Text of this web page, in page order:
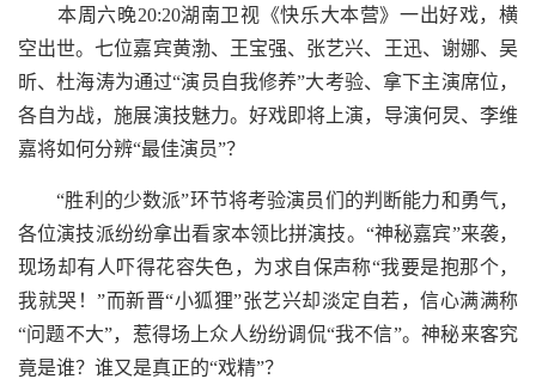
本周六晚20:20湖南卫视《快乐大本营》一出好戏，横
空出世。七位嘉宾黄渤、王宝强、张艺兴、王迅、谢娜、吴
昕、杜海涛为通过“演员自我修养”大考验、拿下主演席位，
各自为战，施展演技魅力。好戏即将上演，导演何炅、李维
嘉将如何分辨“最佳演员”？
“胜利的少数派”环节将考验演员们的判断能力和勇气，
各位演技派纷纷拿出看家本领比拼演技。“神秘嘉宾”来袭，
现场却有人吓得花容失色，为求自保声称“我要是抱那个，
我就哭！”而新晋“小狐狸”张艺兴却淡定自若，信心满满称
“问题不大”，惹得场上众人纷纷调侃“我不信”。神秘来客究
竟是谁？谁又是真正的“戏精”？